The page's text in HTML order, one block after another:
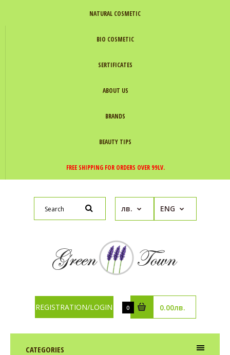
NATURAL COSMETIC
BIO COSMETIC
SERTIFICATES
ABOUT US
BRANDS
BEAUTY TIPS
FREE SHIPPING FOR ORDERS OVER 99LV.
лв. ENG
REGISTRATION/LOGIN 0 0.00лв.
CATEGORIES